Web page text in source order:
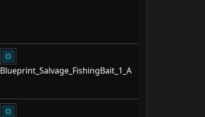
Blueprint_Salvage_FishingBait_1_A